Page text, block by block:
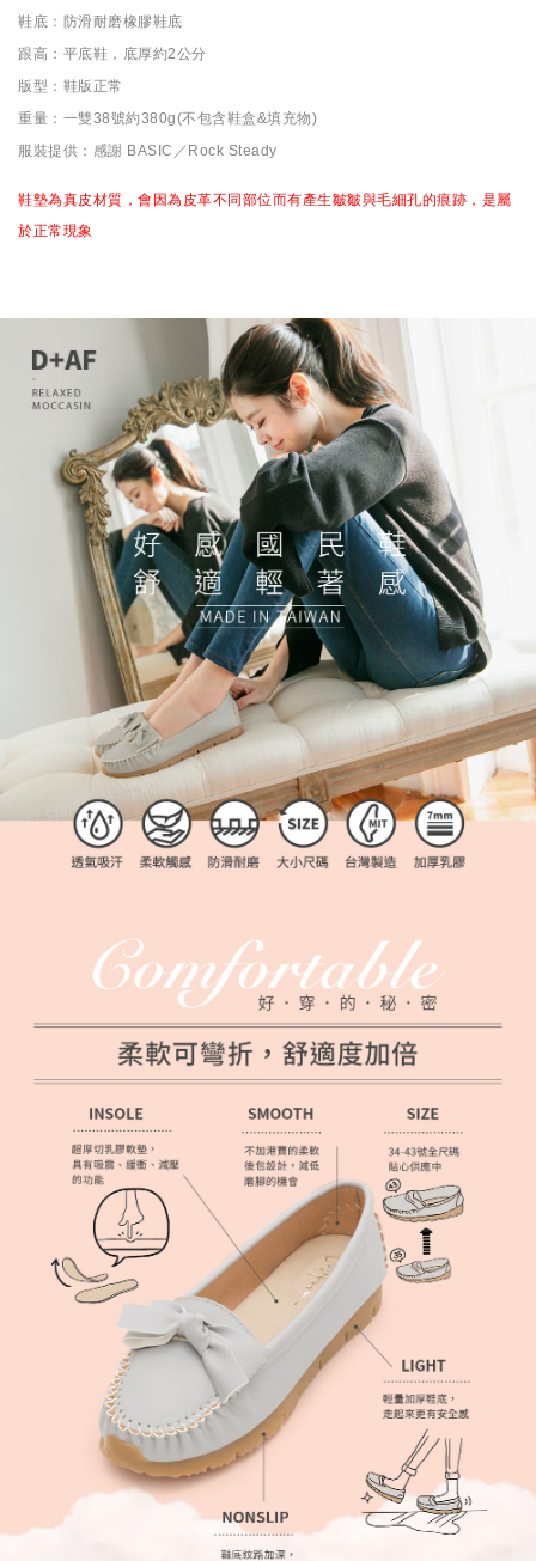
鞋底：防滑耐磨橡膠鞋底
跟高：平底鞋，底厚約2公分
版型：鞋版正常
重量：一雙38號約380g(不包含鞋盒&填充物)
服裝提供：感謝 BASIC／Rock Steady
鞋墊為真皮材質，會因為皮革不同部位而有產生皺皺與毛細孔的痕跡，是屬
於正常現象